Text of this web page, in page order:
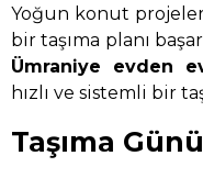
Yoğun konut
bir taşıma planı
Ümraniye evden
hızlı ve sistemli bir
Taşıma